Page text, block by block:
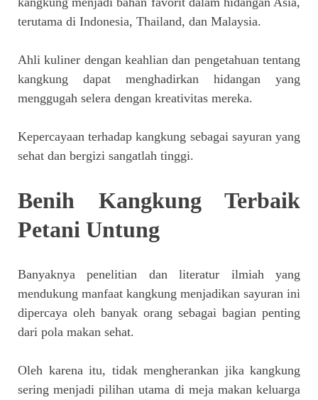
terutama di Indonesia, Thailand, dan Malaysia.
Ahli kuliner dengan keahlian dan pengetahuan tentang
kangkung dapat menghadirkan hidangan yang
menggugah selera dengan kreativitas mereka.
Kepercayaan terhadap kangkung sebagai sayuran yang
sehat dan bergizi sangatlah tinggi.
Benih Kangkung Terbaik
Petani Untung
Banyaknya penelitian dan literatur ilmiah yang
mendukung manfaat kangkung menjadikan sayuran ini
dipercaya oleh banyak orang sebagai bagian penting
dari pola makan sehat.
Oleh karena itu, tidak mengherankan jika kangkung
sering menjadi pilihan utama di meja makan keluarga